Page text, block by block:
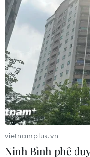
Theo dõi VietnamPlus
TIN CÙNG
Bộ trưởng Bộ Quốc
vietnamplus.vn
Ninh Bình phê